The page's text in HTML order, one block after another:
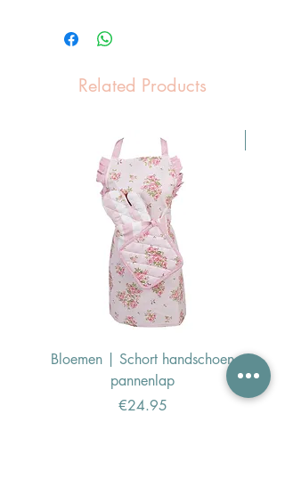
Related Products
Bloemen | Schort handschoen
pannenlap
Price
€24.95